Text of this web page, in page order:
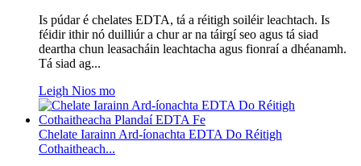
Is púdar é chelates EDTA, tá a réitigh soiléir leachtach. Is
féidir ithir nó duilliúr a chur ar na táirgí seo agus tá siad
deartha chun leasacháin leachtacha agus fionraí a dhéanamh.
Tá siad ag...
Leigh Nios mo
Chelate Iarainn Ard-íonachta EDTA Do Réitigh
Cothaitheach...